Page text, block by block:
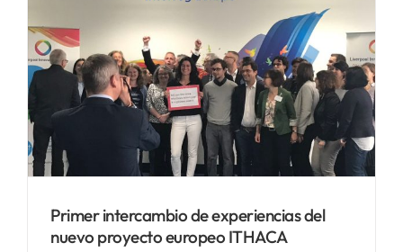
SERVICIOS
APOYO I+D+I
NOTICIAS
Primer intercambio de experiencias del
nuevo proyecto europeo ITHACA